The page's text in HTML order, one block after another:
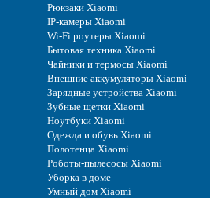
Рюкзаки Xiaomi
IP-камеры Xiaomi
Wi-Fi роутеры Xiaomi
Бытовая техника Xiaomi
Чайники и термосы Xiaomi
Внешние аккумуляторы Xiaomi
Зарядные устройства Xiaomi
Зубные щетки Xiaomi
Ноутбуки Xiaomi
Одежда и обувь Xiaomi
Полотенца Xiaomi
Роботы-пылесосы Xiaomi
Уборка в доме
Умный дом Xiaomi